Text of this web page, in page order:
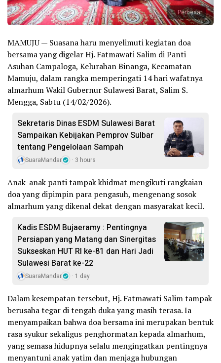
Perbesar
MAMUJU — Suasana haru menyelimuti kegiatan doa
bersama yang digelar Hj. Fatmawati Salim di Panti
Asuhan Campaloga, Kelurahan Binanga, Kecamatan
Mamuju, dalam rangka memperingati 14 hari wafatnya
almarhum Wakil Gubernur Sulawesi Barat, Salim S.
Mengga, Sabtu (14/02/2026).
Sekretaris Dinas ESDM Sulawesi Barat
Sampaikan Kebijakan Pemprov Sulbar
tentang Pengelolaan Sampah
SuaraMandar 3 hours
Anak-anak panti tampak khidmat mengikuti rangkaian
doa yang dipimpin para pengasuh, mengenang sosok
almarhum yang dikenal dekat dengan masyarakat kecil.
Kadis ESDM Bujaeramy : Pentingnya
Persiapan yang Matang dan Sinergitas
Sukseskan HUT RI ke-81 dan Hari Jadi
Sulawesi Barat ke-22
SuaraMandar 1 day
Dalam kesempatan tersebut, Hj. Fatmawati Salim tampak
berusaha tegar di tengah duka yang masih terasa. Ia
menyampaikan bahwa doa bersama ini merupakan bentuk
rasa syukur sekaligus penghormatan kepada almarhum,
yang semasa hidupnya selalu mengingatkan pentingnya
menyantuni anak yatim dan menjaga hubungan